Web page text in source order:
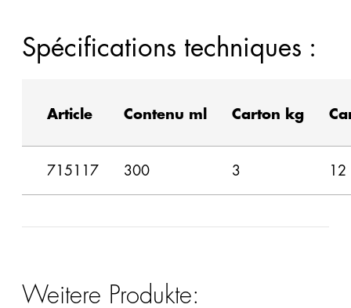
Spécifications techniques :
Article Contenu ml Carton kg
715117 300 3 12
Weitere Produkte: